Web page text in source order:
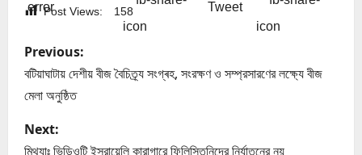
Post Views: 158
P
o
t
Previous:
বটিয়াঘাটায় দেশীয় বীজ বৈচিত্র্য সংগ্ৰহ, সংরক্ষণ ও সম্প্রসারণের লক্ষ্যে বীজ
মেলা অনুষ্ঠিত
Next:
মিথ্যাঃ ভিডিওটি ইসরায়েলি কারাগারে ফিলিস্তিনিদের নির্যাতনের নয়